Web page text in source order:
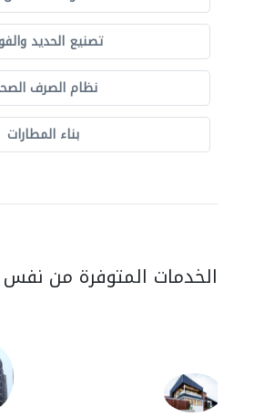
تصنيع الحديد
نظام الصرف
بناء المطارات
الخدمات المتوفرة من